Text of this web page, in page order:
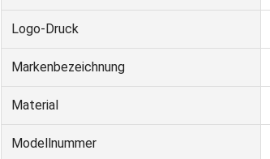
Logo-Druck
Markenbezeichnung
Material
Modellnummer